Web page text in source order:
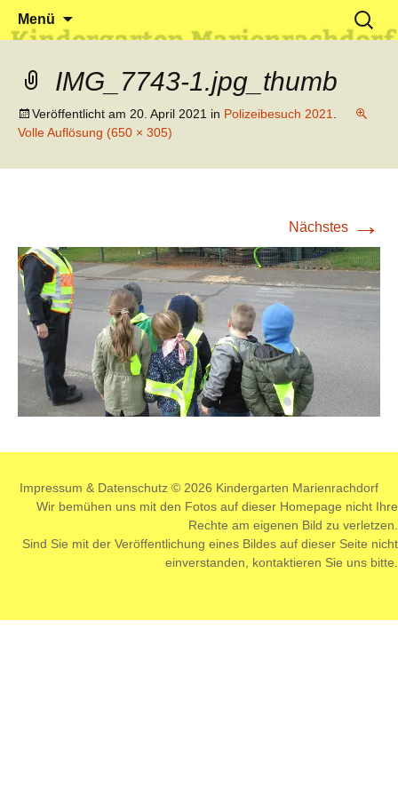
Kindergarten Marienrachdorf
Klein reingehen – Groß rauskommen
Menü
Suchen
nach:
IMG_7743-1.jpg_thumb
Veröffentlicht am 20. April 2021 in Polizeibesuch 2021
Volle Auflösung (650 × 305)
Nächstes →
Impressum & Datenschutz © 2026 Kindergarten Marienrachdorf
Wir bemühen uns mit den Fotos auf dieser Homepage nicht Ihre
Rechte am eigenen Bild zu verletzen.
Sind Sie mit der Veröffentlichung eines Bildes auf dieser Seite nicht
einverstanden, kontaktieren Sie uns bitte.